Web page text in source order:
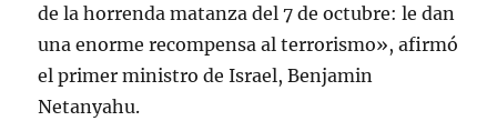
de la horrenda matanza del 7 de octubre: le dan
una enorme recompensa al terrorismo», afirmó
el primer ministro de Israel, Benjamin
Netanyahu.